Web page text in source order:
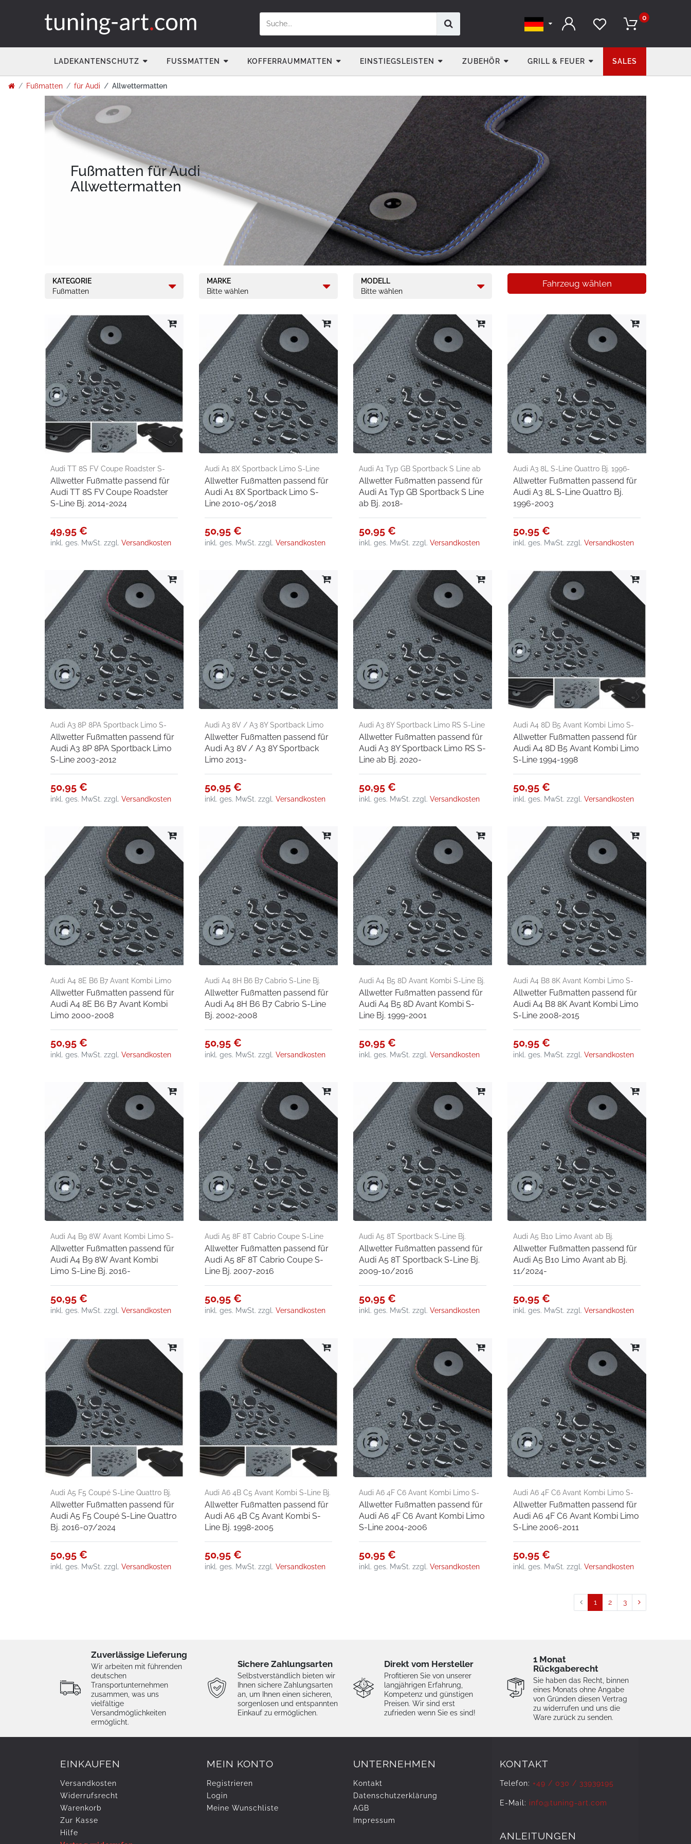
0
LADEKANTENSCHUTZ FUSSMATTEN KOFFERRAUMMATTEN EINSTIEGSLEISTEN ZUBEHÖR GRILL & FEUER SALES
Fußmatten für Audi Allwettermatten
Fußmatten für Audi
Allwettermatten
KATEGORIE
Fußmatten
MARKE
Bitte wählen
MODELL
Bitte wählen
Fahrzeug wählen
Audi TT 8S FV Coupe Roadster S-
Line Bj. 2014-2024
Allwetter Fußmatte passend für
Audi TT 8S FV Coupe Roadster
S-Line Bj. 2014-2024
49,95 €
inkl. ges. MwSt. zzgl.Versandkosten
Audi A1 8X Sportback Limo S-Line
2010-05/2018
Allwetter Fußmatten passend für
Audi A1 8X Sportback Limo S-
Line 2010-05/2018
50,95 €
inkl. ges. MwSt. zzgl.Versandkosten
Audi A1 Typ GB Sportback S Line ab
Bj. 2018-
Allwetter Fußmatten passend für
Audi A1 Typ GB Sportback S Line
ab Bj. 2018-
50,95 €
inkl. ges. MwSt. zzgl.Versandkosten
Audi A3 8L S-Line Quattro Bj. 1996-
2003
Allwetter Fußmatten passend für
Audi A3 8L S-Line Quattro Bj.
1996-2003
50,95 €
inkl. ges. MwSt. zzgl.Versandkosten
Audi A3 8P 8PA Sportback Limo S-
Line 2003-2012
Allwetter Fußmatten passend für
Audi A3 8P 8PA Sportback Limo
S-Line 2003-2012
50,95 €
inkl. ges. MwSt. zzgl.Versandkosten
Audi A3 8V / A3 8Y Sportback Limo
2013-
Allwetter Fußmatten passend für
Audi A3 8V / A3 8Y Sportback
Limo 2013-
50,95 €
inkl. ges. MwSt. zzgl.Versandkosten
Audi A3 8Y Sportback Limo RS S-Line
ab Bj. 2020-
Allwetter Fußmatten passend für
Audi A3 8Y Sportback Limo RS S-
Line ab Bj. 2020-
50,95 €
inkl. ges. MwSt. zzgl.Versandkosten
Audi A4 8D B5 Avant Kombi Limo S-
Line 1994-1998
Allwetter Fußmatten passend für
Audi A4 8D B5 Avant Kombi Limo
S-Line 1994-1998
50,95 €
inkl. ges. MwSt. zzgl.Versandkosten
Audi A4 8E B6 B7 Avant Kombi Limo
2000-2008
Allwetter Fußmatten passend für
Audi A4 8E B6 B7 Avant Kombi
Limo 2000-2008
50,95 €
inkl. ges. MwSt. zzgl.Versandkosten
Audi A4 8H B6 B7 Cabrio S-Line Bj.
2002-2008
Allwetter Fußmatten passend für
Audi A4 8H B6 B7 Cabrio S-Line
Bj. 2002-2008
50,95 €
inkl. ges. MwSt. zzgl.Versandkosten
Audi A4 B5 8D Avant Kombi S-Line Bj.
1999-2001
Allwetter Fußmatten passend für
Audi A4 B5 8D Avant Kombi S-
Line Bj. 1999-2001
50,95 €
inkl. ges. MwSt. zzgl.Versandkosten
Audi A4 B8 8K Avant Kombi Limo S-
Line 2008-2015
Allwetter Fußmatten passend für
Audi A4 B8 8K Avant Kombi Limo
S-Line 2008-2015
50,95 €
inkl. ges. MwSt. zzgl.Versandkosten
Audi A4 B9 8W Avant Kombi Limo S-
Line Bj. 2016-
Allwetter Fußmatten passend für
Audi A4 B9 8W Avant Kombi
Limo S-Line Bj. 2016-
50,95 €
inkl. ges. MwSt. zzgl.Versandkosten
Audi A5 8F 8T Cabrio Coupe S-Line
Bj. 2007-2016
Allwetter Fußmatten passend für
Audi A5 8F 8T Cabrio Coupe S-
Line Bj. 2007-2016
50,95 €
inkl. ges. MwSt. zzgl.Versandkosten
Audi A5 8T Sportback S-Line Bj.
2009-10/2016
Allwetter Fußmatten passend für
Audi A5 8T Sportback S-Line Bj.
2009-10/2016
50,95 €
inkl. ges. MwSt. zzgl.Versandkosten
Audi A5 B10 Limo Avant ab Bj.
11/2024-
Allwetter Fußmatten passend für
Audi A5 B10 Limo Avant ab Bj.
11/2024-
50,95 €
inkl. ges. MwSt. zzgl.Versandkosten
Audi A5 F5 Coupé S-Line Quattro Bj.
2016-07/2024
Allwetter Fußmatten passend für
Audi A5 F5 Coupé S-Line Quattro
Bj. 2016-07/2024
50,95 €
inkl. ges. MwSt. zzgl.Versandkosten
Audi A6 4B C5 Avant Kombi S-Line Bj.
1998-2005
Allwetter Fußmatten passend für
Audi A6 4B C5 Avant Kombi S-
Line Bj. 1998-2005
50,95 €
inkl. ges. MwSt. zzgl.Versandkosten
Audi A6 4F C6 Avant Kombi Limo S-
Line 2004-2006
Allwetter Fußmatten passend für
Audi A6 4F C6 Avant Kombi Limo
S-Line 2004-2006
50,95 €
inkl. ges. MwSt. zzgl.Versandkosten
Audi A6 4F C6 Avant Kombi Limo S-
Line 2006-2011
Allwetter Fußmatten passend für
Audi A6 4F C6 Avant Kombi Limo
S-Line 2006-2011
50,95 €
inkl. ges. MwSt. zzgl.Versandkosten
1 2 3
Zuverlässige Lieferung
Wir arbeiten mit führenden
deutschen
Transportunternehmen
zusammen, was uns
vielfältige
Versandmöglichkeiten
ermöglicht.
Sichere Zahlungsarten
Selbstverständlich bieten wir
Ihnen sichere Zahlungsarten
an, um Ihnen einen sicheren,
sorgenlosen und entspannten
Einkauf zu ermöglichen.
Direkt vom Hersteller
Profitieren Sie von unserer
langjährigen Erfahrung,
Kompetenz und günstigen
Preisen. Wir sind erst
zufrieden wenn Sie es sind!
1 Monat
Rückgaberecht
Sie haben das Recht, binnen
eines Monats ohne Angabe
von Gründen diesen Vertrag
zu widerrufen und uns die
Ware zurück zu senden.
EINKAUFEN
Versandkosten
Widerrufs­recht
Warenkorb
Zur Kasse
Hilfe
MEIN KONTO
Registrieren
Login
Meine Wunschliste
UNTERNEHMEN
Kontakt
Daten­schutz­erklärung
AGB
Impressum
KONTAKT
Telefon: +49 / 030 / 33939195
E-Mail: info@tuning-art.com
ANLEITUNGEN